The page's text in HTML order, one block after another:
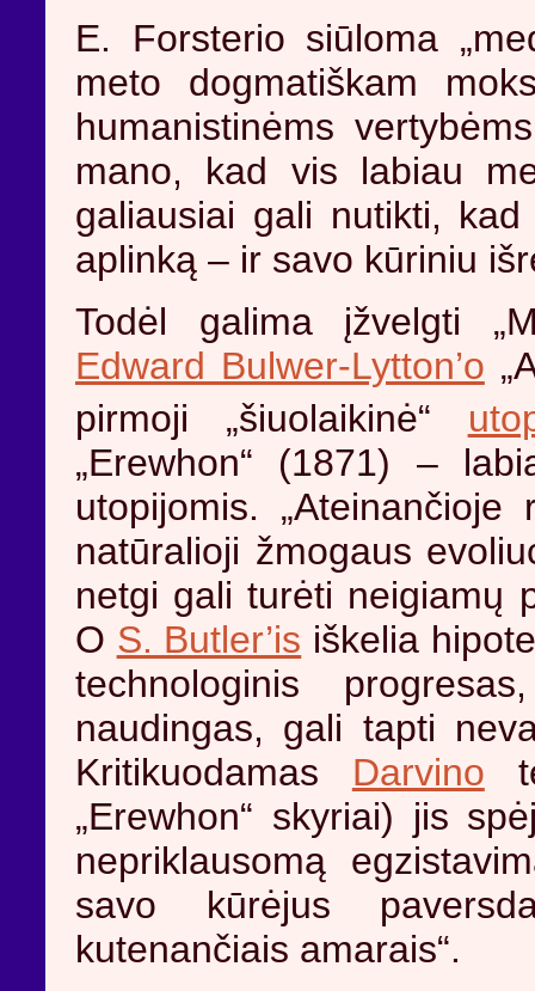
E. Forsterio siūloma
meto dogmatiškam
humanistinėms
mano, kad vis labiau
galiausiai gali nutikti,
aplinką – ir savo kūriniu
Todėl galima įžvelgti
Edward Bulwer-Lytton’o
pirmoji „šiuolaikinė“
„Erewhon“ (1871) –
utopijomis.
natūralioji žmogaus
netgi gali turėti neigiamų
O S. Butler’is iškelia
technologinis
naudingas, gali tapti
Kritikuodamas Darvino
„Erewhon“ skyriai) jis
nepriklausomą
savo kūrėjus
kutenančiais amarais“.